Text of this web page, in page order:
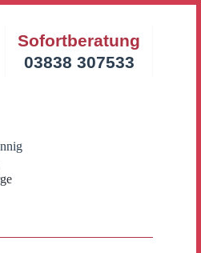
Sofortberatung
03838 307533